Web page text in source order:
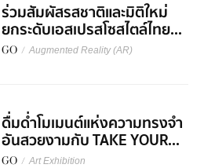
ร่วมสัมผัสรสชาติและมิติใหม่
ยกระดับเอสเปรสโซสไตล์ไทย...
GO / Augmented Reality (AR)
ดื่มด่ำโมเมนต์แห่งความทรงจำ
อันสวยงามกับ TAKE YOUR...
GO / Art Exhibition